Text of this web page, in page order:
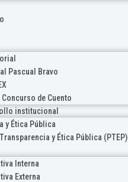
Pascual Bravo
de Cuento
institucional
y Ética Pública
y Ética Pública (PTEP)
Interna
Externa